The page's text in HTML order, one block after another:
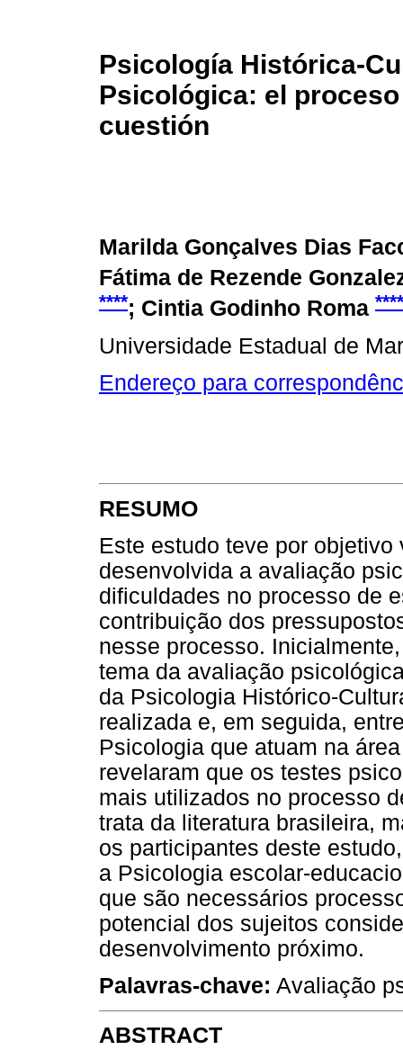
Psicología Histórica-
Psicológica: el
cuestión
Marilda Gonçalves Dias
Fátima de Rezende
****; Cintia Godinho Roma
Universidade Estadual de
Endereço para
RESUMO
Este estudo teve por
desenvolvida a avaliação
dificuldades no processo de
contribuição dos
nesse processo.
tema da avaliação
da Psicologia Histórico-
realizada e, em seguida,
Psicologia que atuam na
revelaram que os testes
mais utilizados no processo
trata da literatura brasileira,
os participantes deste
a Psicologia escolar-
que são necessários
potencial dos sujeitos
desenvolvimento próximo.
Palavras-chave: Avaliação
ABSTRACT